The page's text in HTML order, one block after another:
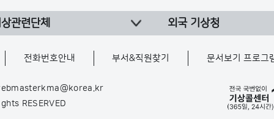
관련단체 외국 기상청
전화번호안내 부서&직원찾기 문서보기 프로그
RESERVED